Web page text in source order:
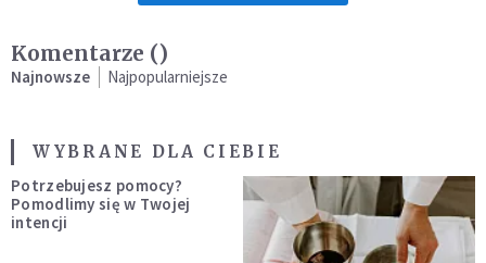
Komentarze ()
Najnowsze Najpopularniejsze
WYBRANE DLA CIEBIE
Potrzebujesz pomocy?
Pomodlimy się w Twojej
intencji